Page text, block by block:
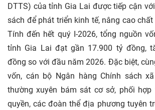
DTTS) của tỉnh Gia Lai được tiếp cận
sách để phát triển kinh tế, nâng cao
Tính đến hết quý I-2026, tổng nguồn
tỉnh Gia Lai đạt gần 17.900 tỷ đồng,
đồng so với đầu năm 2026. Đặc biệt,
vốn, cán bộ Ngân hàng Chính sách
thường xuyên bám sát cơ sở, phối hợp
quyền, các đoàn thể địa phương tuyên